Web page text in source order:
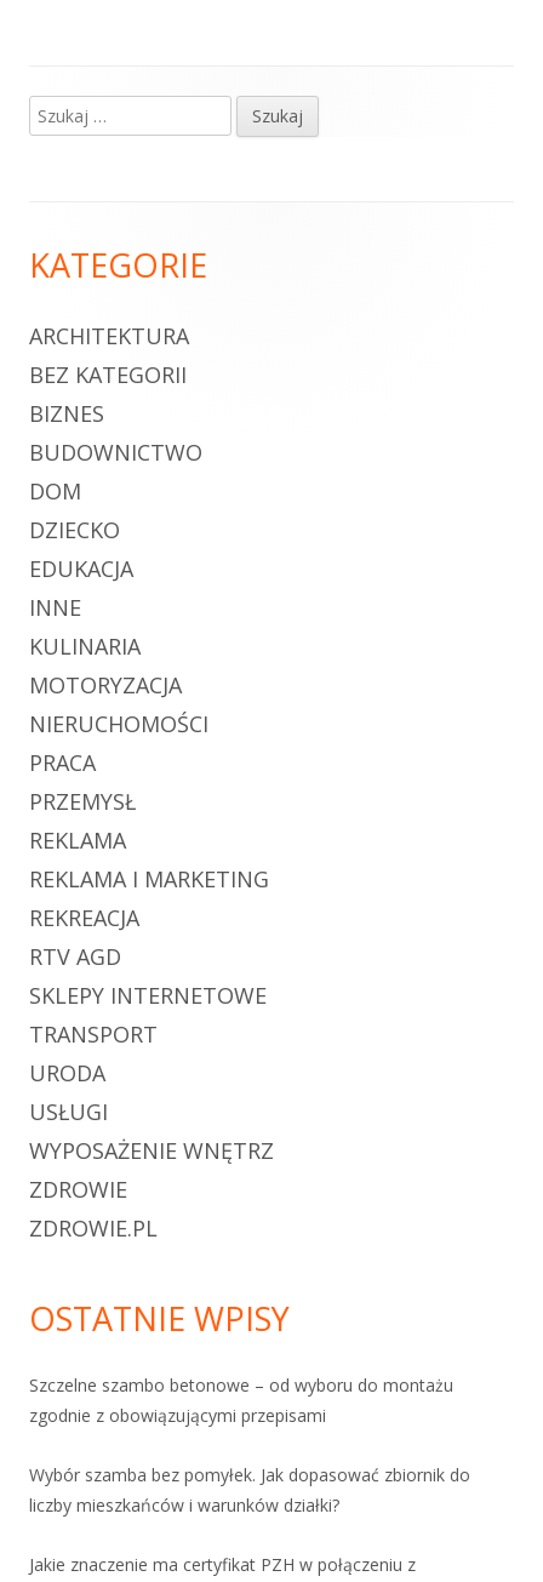
Główny
Szukaj:
stopki
KATEGORIE
ARCHITEKTURA
BEZ KATEGORII
BIZNES
BUDOWNICTWO
DOM
DZIECKO
EDUKACJA
INNE
KULINARIA
MOTORYZACJA
NIERUCHOMOŚCI
PRACA
PRZEMYSŁ
REKLAMA
REKLAMA I MARKETING
REKREACJA
RTV AGD
SKLEPY INTERNETOWE
TRANSPORT
URODA
USŁUGI
WYPOSAŻENIE WNĘTRZ
ZDROWIE
ZDROWIE.PL
OSTATNIE WPISY
Szczelne szambo betonowe – od wyboru do montażu
zgodnie z obowiązującymi przepisami
Wybór szamba bez pomyłek. Jak dopasować zbiornik do
liczby mieszkańców i warunków działki?
Jakie znaczenie ma certyfikat PZH w połączeniu z